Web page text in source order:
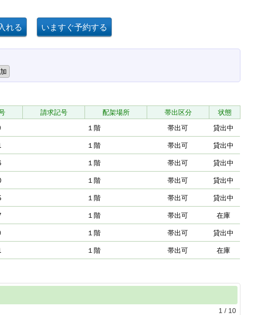
請求記号 配架場所 帯出区分
状態
１階 帯出可 貸出中
１階 帯出可 貸出中
１階 帯出可 貸出中
１階 帯出可 貸出中
１階 帯出可 貸出中
１階 帯出可 在庫
１階 帯出可 貸出中
１階 帯出可 在庫
1 / 10